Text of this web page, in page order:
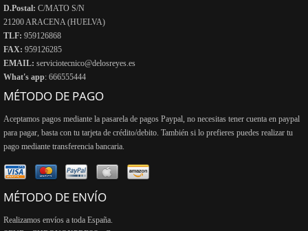
D.Postal: C/MATO S/N
21200 ARACENA (HUELVA)
TLF: 959126868
FAX: 959126285
EMAIL: serviciotecnico@delosreyes.es
What's app: 666555444
MÉTODO DE PAGO
Aceptamos pagos mediante la pasarela de pagos Paypal, no necesitas tener cuenta en paypal
para pagar, basta con tu tarjeta de crédito/debito. También si lo prefieres puedes realizar tu
pago mediante transferencia bancaria.
MÉTODO DE ENVÍO
Realizamos envíos a toda España.